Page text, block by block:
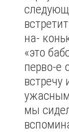
на-
«это
перво-е
мы